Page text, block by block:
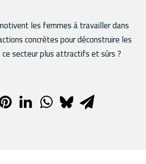
les femmes à travailler dans
concrètes pour déconstruire les
secteur plus attractifs et sûrs ?